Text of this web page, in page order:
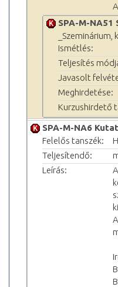
SPA-M-
Ismétlés:
Teljesítés
Javasolt
Meghirdetése:
Kurzushirdető
SPA-M-NA6
Felelős tanszék:
Teljesítendő:
Leírás: